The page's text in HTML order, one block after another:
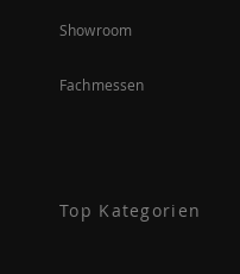
Showroom
Fachmessen
Top Kategorien